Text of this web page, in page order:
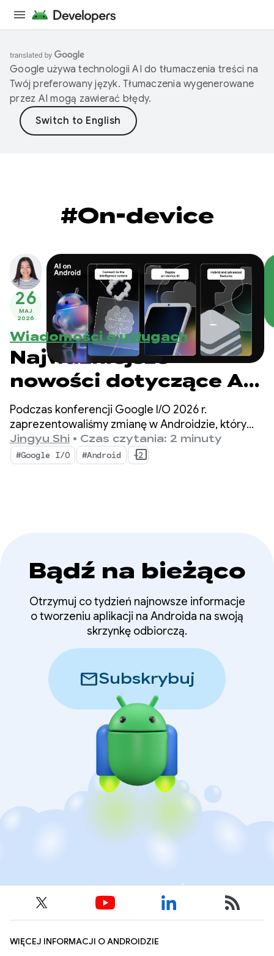
Google używa technologii AI do tłumaczenia treści na
Twój preferowany język. Tłumaczenia wygenerowane
przez AI mogą zawierać błędy.
#On-device
26
MAJ
2026
Wiadomości o usługach
Najważniejsze
nowości dotyczące AI
na Androidzie, które
pozwolą Ci tworzyć
inteligentne
Podczas konferencji Google I/O 2026 r.
zaprezentowaliśmy zmianę w Androidzie, który
z systemu operacyjnego stał się systemem
opartym na AI. Pokazaliśmy też, jak możesz
tworzyć inteligentne funkcje w systemie
Jingyu Shi • Czas czytania: 2 minuty
#Google I/O #Android +2
Bądź na bieżąco
Otrzymuj co tydzień najnowsze informacje
o tworzeniu aplikacji na Androida na swoją
skrzynkę odbiorczą.
mailSubskrybuj
WIĘCEJ INFORMACJI O ANDROIDZIE